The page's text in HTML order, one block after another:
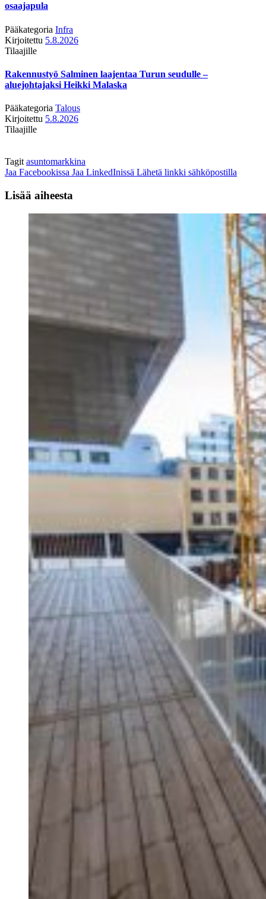
osaajapula
Pääkategoria Infra
Kirjoitettu 5.8.2026
Tilaajille
Rakennustyö Salminen laajentaa Turun seudulle –
aluejohtajaksi Heikki Malaska
Pääkategoria Talous
Kirjoitettu 5.8.2026
Tilaajille
Tagit asuntomarkkina
Jaa Facebookissa Jaa LinkedInissä Lähetä linkki sähköpostilla
Lisää aiheesta